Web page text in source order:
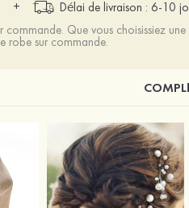
+ Délai de livraison : 6-10
commande. Que vous choisissiez
robe sur commande.